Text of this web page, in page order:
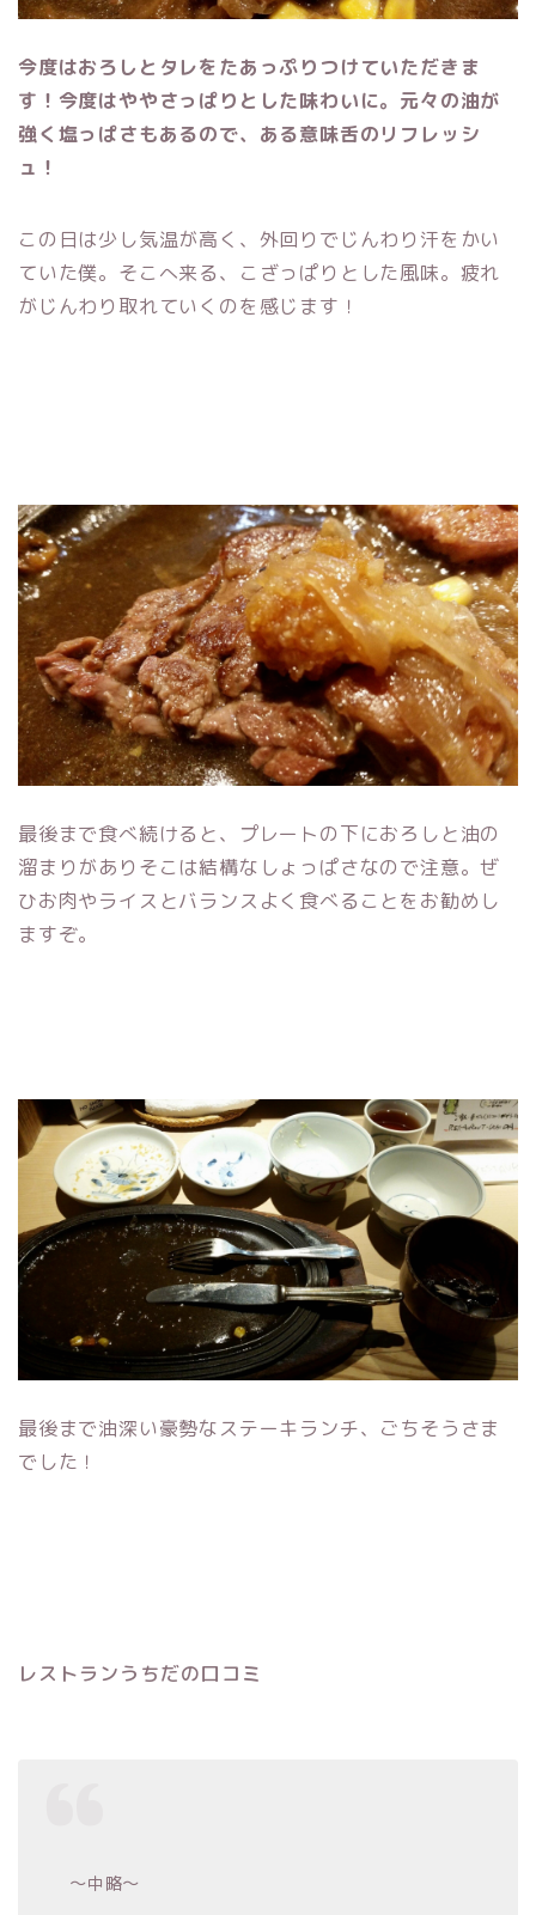
今度はおろしとタレをたあっぷりつけていただきま
す！ 今度はややさっぱりとした味わいに。元々の油が
強く塩っぱさもあるので、ある意味舌のリフレッシ
ュ！
こ の日は少し気温が高く、外回りでじんわり汗をかい
ていた僕。そこへ来る、こざっぱりとした風味。疲れ
がじんわり取れていくのを感じます！
最後まで食べ続けると、プレートの下におろしと油の
溜まりがありそこは結構なしょっぱさなので注意。ぜ
ひお肉やライスとバランスよく食べることをお勧めし
ますぞ。
最後まで油深い豪勢なステーキランチ、ごちそうさま
でした！
レストランうちだの口コミ
〜中略〜